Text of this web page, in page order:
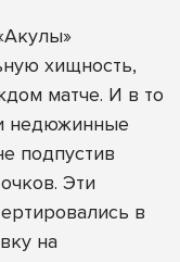
хищность,
матче. И в то
недюжинные
подпустив
Эти
в
на